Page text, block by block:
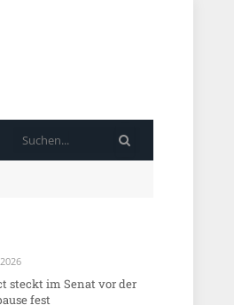
steckt im Senat vor der
fest